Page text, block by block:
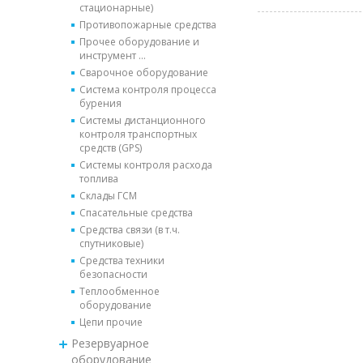
стационарные)
Противопожарные средства
Прочее оборудование и
инструмент ...
Сварочное оборудование
Система контроля процесса
бурения
Системы дистанционного
контроля транспортных
средств (GPS)
Системы контроля расхода
топлива
Склады ГСМ
Спасательные средства
Средства связи (в т.ч.
спутниковые)
Средства техники
безопасности
Теплообменное
оборудование
Цепи прочие
Резервуарное
оборудование